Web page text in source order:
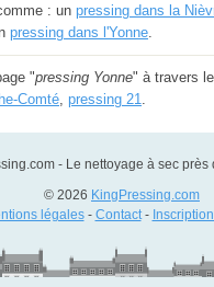
: un pressing dans la
pressing dans l'Yonne.
"pressing Yonne" à travers
Comté, pressing 21.
- Le nettoyage à sec près
© 2026 KingPressing.com
légales- Contact-